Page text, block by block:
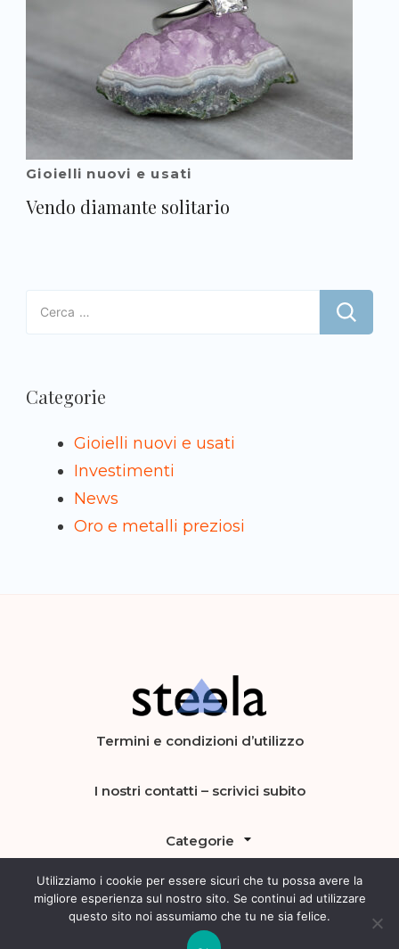
Gioielli nuovi e usati
Vendo diamante solitario
Ricerca
per:
Categorie
Gioielli nuovi e usati
Investimenti
News
Oro e metalli preziosi
Steela
Termini e condizioni d’utilizzo
I nostri contatti – scrivici subito
Categorie
Utilizziamo i cookie per essere sicuri che tu possa avere la
migliore esperienza sul nostro sito. Se continui ad utilizzare
questo sito noi assumiamo che tu ne sia felice.